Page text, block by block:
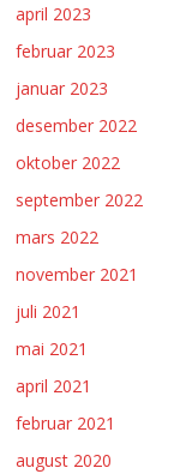
april 2023
februar 2023
januar 2023
desember 2022
oktober 2022
september 2022
mars 2022
november 2021
juli 2021
mai 2021
april 2021
februar 2021
august 2020